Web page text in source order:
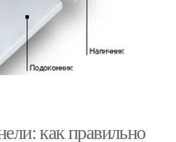
как правильно